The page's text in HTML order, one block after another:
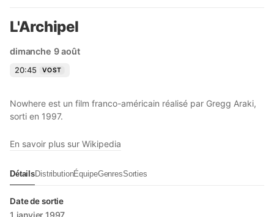
L'Archipel
dimanche 9 août
20:45 VOST
Nowhere est un film franco-américain réalisé par Gregg Araki,
sorti en 1997.
En savoir plus sur Wikipedia
DétailsDistributionÉquipeGenresSorties
Date de sortie
1 janvier 1997